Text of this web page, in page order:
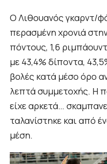
Ο Λιθουανός γκαρντ/
περασμένη χρονιά
πόντους, 1,6
με 43,4% δίποντα,
βολές κατά μέσο όρο
λεπτά συμμετοχής. Η
είχε αρκετά…
ταλανίστηκε και από
μέση.